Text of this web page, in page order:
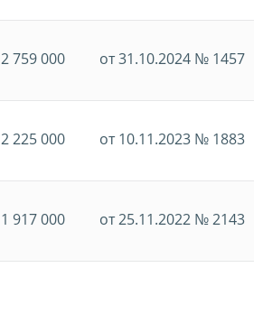
2 759 000 от 31.10.2024 № 1457
2 225 000 от 10.11.2023 № 1883
1 917 000 от 25.11.2022 № 2143